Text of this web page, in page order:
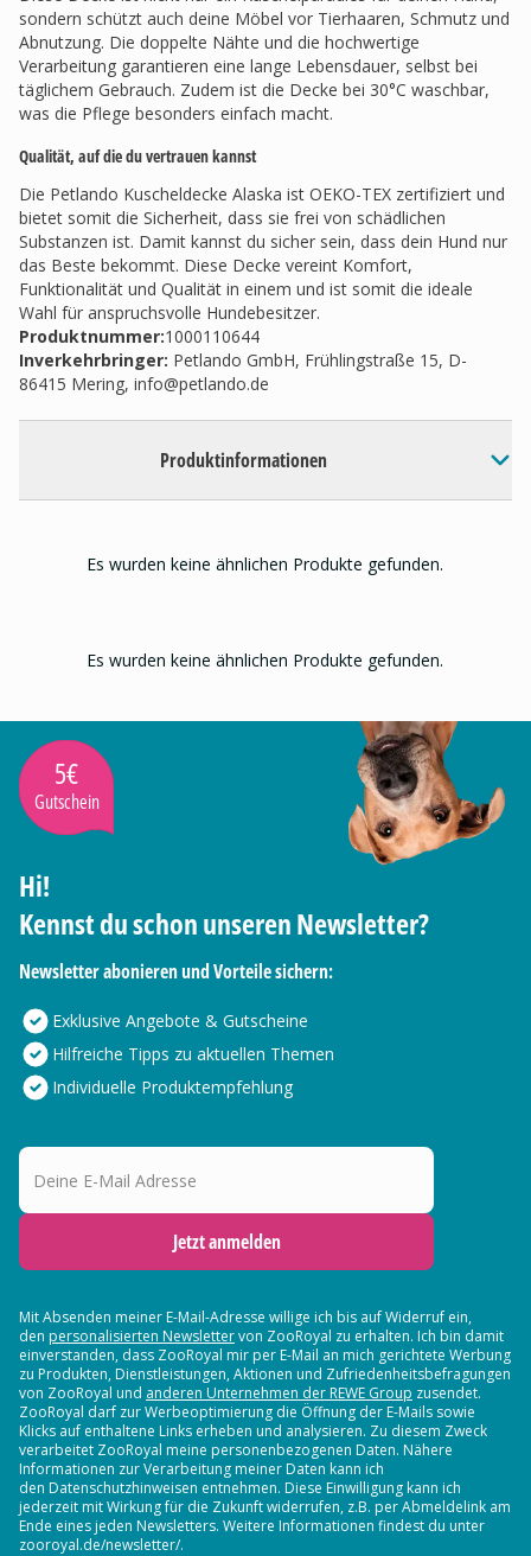
sondern schützt auch deine Möbel vor Tierhaaren, Schmutz und
Abnutzung. Die doppelte Nähte und die hochwertige
Verarbeitung garantieren eine lange Lebensdauer, selbst bei
täglichem Gebrauch. Zudem ist die Decke bei 30°C waschbar,
was die Pflege besonders einfach macht.
Qualität, auf die du vertrauen kannst
Die Petlando Kuscheldecke Alaska ist OEKO-TEX zertifiziert und
bietet somit die Sicherheit, dass sie frei von schädlichen
Substanzen ist. Damit kannst du sicher sein, dass dein Hund nur
das Beste bekommt. Diese Decke vereint Komfort,
Funktionalität und Qualität in einem und ist somit die ideale
Wahl für anspruchsvolle Hundebesitzer.
Produktnummer:1000110644
Inverkehrbringer: Petlando GmbH, Frühlingstraße 15, D-
86415 Mering, info@petlando.de
Produktinformationen
Es wurden keine ähnlichen Produkte gefunden.
Es wurden keine ähnlichen Produkte gefunden.
5€
Gutschein
Hi!
Kennst du schon unseren Newsletter?
Newsletter abonieren und Vorteile sichern:
Exklusive Angebote & Gutscheine
Hilfreiche Tipps zu aktuellen Themen
Individuelle Produktempfehlung
Deine E-Mail Adresse
Jetzt anmelden
Mit Absenden meiner E-Mail-Adresse willige ich bis auf Widerruf ein,
den personalisierten Newslettervon ZooRoyal zu erhalten. Ich bin damit
einverstanden, dass ZooRoyal mir per E-Mail an mich gerichtete Werbung
zu Produkten, Dienstleistungen, Aktionen und Zufriedenheitsbefragungen
von ZooRoyal und anderen Unternehmen der REWE Group zusendet.
ZooRoyal darf zur Werbeoptimierung die Öffnung der E-Mails sowie
Klicks auf enthaltene Links erheben und analysieren. Zu diesem Zweck
verarbeitet ZooRoyal meine personenbezogenen Daten. Nähere
Informationen zur Verarbeitung meiner Daten kann ich
den Datenschutzhinweisen entnehmen. Diese Einwilligung kann ich
jederzeit mit Wirkung für die Zukunft widerrufen, z.B. per Abmeldelink am
Ende eines jeden Newsletters. Weitere Informationen findest du unter
zooroyal.de/newsletter/.